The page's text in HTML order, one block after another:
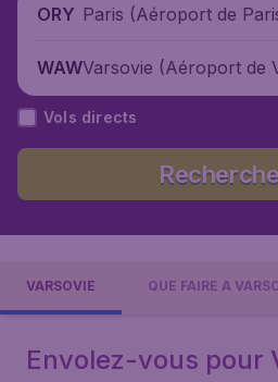
ORY Paris (Aéroport de
WAWVarsovie (Aéroport de
Pologne
Vols directs
VARSOVIE QUE FAIRE À
Envolez-vous pour